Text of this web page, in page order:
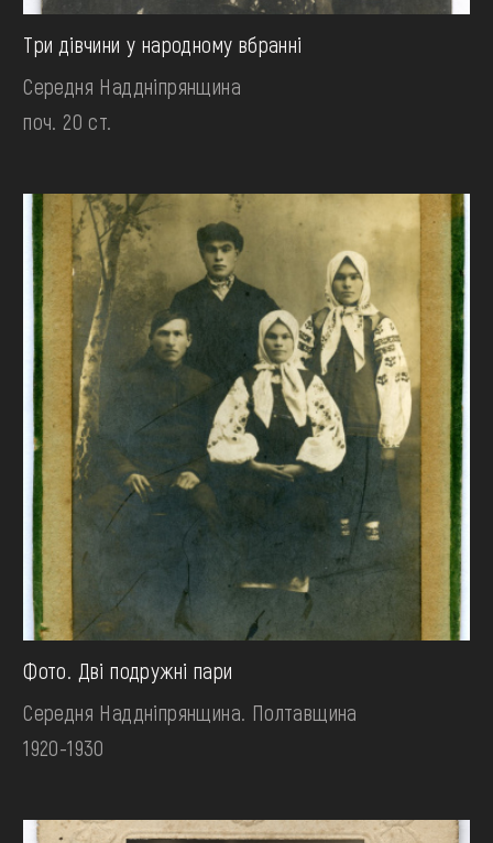
Три дівчини у народному вбранні
Середня Наддніпрянщина
поч. 20 ст.
Фото. Дві подружні пари
Середня Наддніпрянщина. Полтавщина
1920-1930